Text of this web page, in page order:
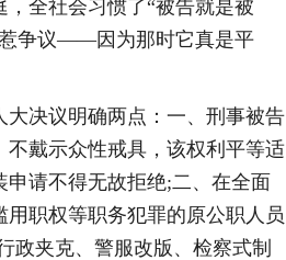
全社会习惯了“被告就是被
惹争议——因为那时它真是平
决议明确两点：一、刑事被告
戴示众性戒具，该权利平等适
请不得无故拒绝;二、在全面
职权等职务犯罪的原公职人员
政夹克、警服改版、检察式制